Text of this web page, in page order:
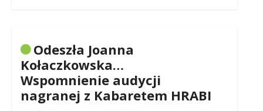
Odeszła Joanna
Kołaczkowska…
Wspomnienie audycji
nagranej z Kabaretem HRABI